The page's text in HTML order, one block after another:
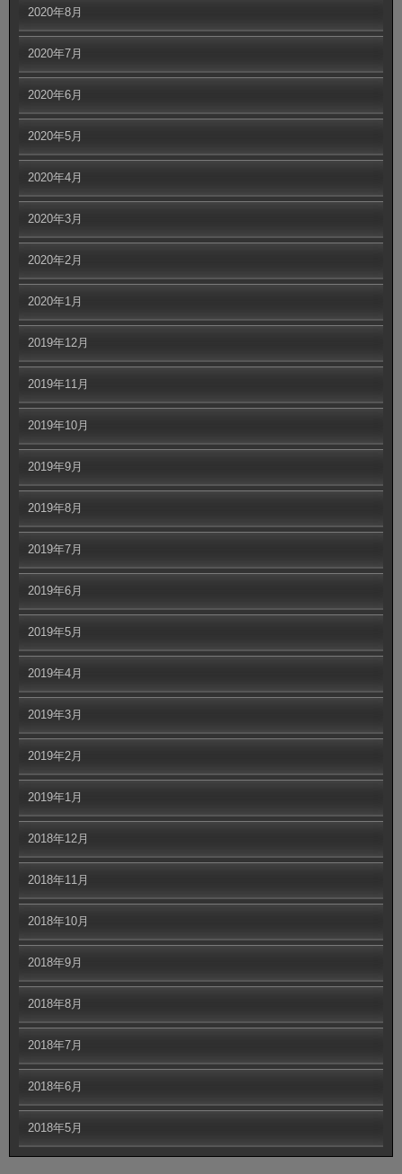
2020年8月
2020年7月
2020年6月
2020年5月
2020年4月
2020年3月
2020年2月
2020年1月
2019年12月
2019年11月
2019年10月
2019年9月
2019年8月
2019年7月
2019年6月
2019年5月
2019年4月
2019年3月
2019年2月
2019年1月
2018年12月
2018年11月
2018年10月
2018年9月
2018年8月
2018年7月
2018年6月
2018年5月